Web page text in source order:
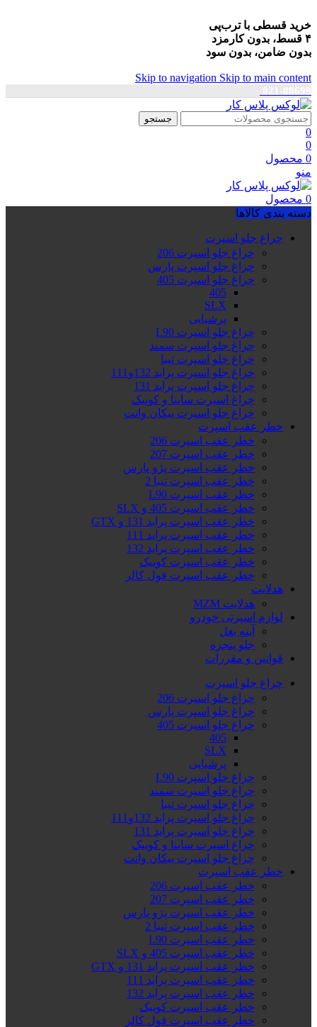
خرید قسطی با ترب‌پی
۴ قسط، بدون کارمزد
بدون ضامن، بدون سود
Skip to navigation Skip to main content
جستجو
0
0
0 محصول
منو
0 محصول
دسته بندی کالاها
چراغ جلو اسپرت
چراغ جلو اسپرت 206
چراغ جلو اسپرت پارس
چراغ جلو اسپرت 405
405
SLX
پرشیایی
چراغ جلو اسپرت L90
چراغ جلو اسپرت سمند
چراغ جلو اسپرت تیبا
چراغ جلو اسپرت پراید 132و111
چراغ جلو اسپرت پراید 131
چراغ اسپرت ساینا و کوییک
چراغ جلو اسپرت پیکان وانت
خطر عقب اسپرت
خطر عقب اسپرت 206
خطر عقب اسپرت 207
خطر عقب اسپرت پژو پارس
خطر عقب اسپرت تیبا 2
خطر عقب اسپرت L90
خطر عقب اسپرت 405 و SLX
خطر عقب اسپرت پراید 131 و GTX
خطر عقب اسپرت پراید 111
خطر عقب اسپرت پراید 132
خطر عقب اسپرت کوییک
خطر عقب اسپرت فول کالر
هدلایت
هدلایت MZM
لوازم اسپرتی خودرو
آینه بغل
جلو پنجره
قوانین و مقررات
چراغ جلو اسپرت
چراغ جلو اسپرت 206
چراغ جلو اسپرت پارس
چراغ جلو اسپرت 405
405
SLX
پرشیایی
چراغ جلو اسپرت L90
چراغ جلو اسپرت سمند
چراغ جلو اسپرت تیبا
چراغ جلو اسپرت پراید 132و111
چراغ جلو اسپرت پراید 131
چراغ اسپرت ساینا و کوییک
چراغ جلو اسپرت پیکان وانت
خطر عقب اسپرت
خطر عقب اسپرت 206
خطر عقب اسپرت 207
خطر عقب اسپرت پژو پارس
خطر عقب اسپرت تیبا 2
خطر عقب اسپرت L90
خطر عقب اسپرت 405 و SLX
خطر عقب اسپرت پراید 131 و GTX
خطر عقب اسپرت پراید 111
خطر عقب اسپرت پراید 132
خطر عقب اسپرت کوییک
خطر عقب اسپرت فول کالر